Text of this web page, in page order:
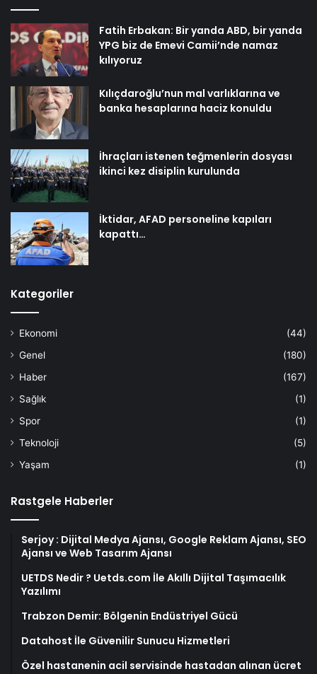
Fatih Erbakan: Bir yanda ABD, bir yanda
YPG biz de Emevi Camii’nde namaz
kılıyoruz
Kılıçdaroğlu’nun mal varlıklarına ve
banka hesaplarına haciz konuldu
İhraçları istenen teğmenlerin dosyası
ikinci kez disiplin kurulunda
İktidar, AFAD personeline kapıları
kapattı…
Kategoriler
Ekonomi
(44)
Genel
(180)
Haber
(167)
Sağlık
(1)
Spor
(1)
Teknoloji
(5)
Yaşam
(1)
Rastgele Haberler
Serjoy : Dijital Medya Ajansı, Google Reklam Ajansı, SEO
Ajansı ve Web Tasarım Ajansı
UETDS Nedir ? Uetds.com İle Akıllı Dijital Taşımacılık
Yazılımı
Trabzon Demir: Bölgenin Endüstriyel Gücü
Datahost İle Güvenilir Sunucu Hizmetleri
Özel hastanenin acil servisinde hastadan alınan ücret